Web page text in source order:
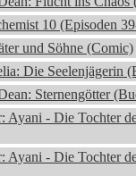
10 (Episoden
und Söhne (Comic)
Die Seelenjägerin
Sternengötter
Ayani - Die Tochter
Ayani - Die Tochter